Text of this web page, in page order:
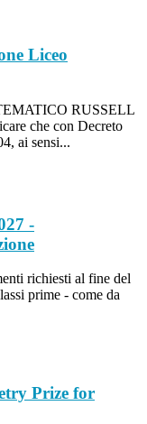
Liceo
RUSSELL
che con Decreto
ai sensi...
-
richiesti al fine del
prime - come da
Prize for